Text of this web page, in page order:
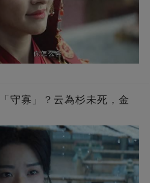
守寡」？云為杉未死，金